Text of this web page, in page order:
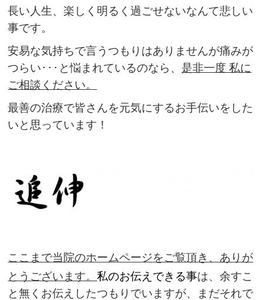
長い人生、楽しく明るく過ごせないなんて悲しい
事です。
安易な気持ちで言うつもりはありませんが痛みが
つらい･･･と悩まれているのなら、 是非一度 私に
ご相談ください。
最善の治療で皆さんを元気にするお手伝いをした
いと思っています！
ここまで当院のホームページをご覧頂き、ありが
とうございます。私のお伝えできる事は、余すこ
と無くお伝えしたつもりでいますが、まだそれで